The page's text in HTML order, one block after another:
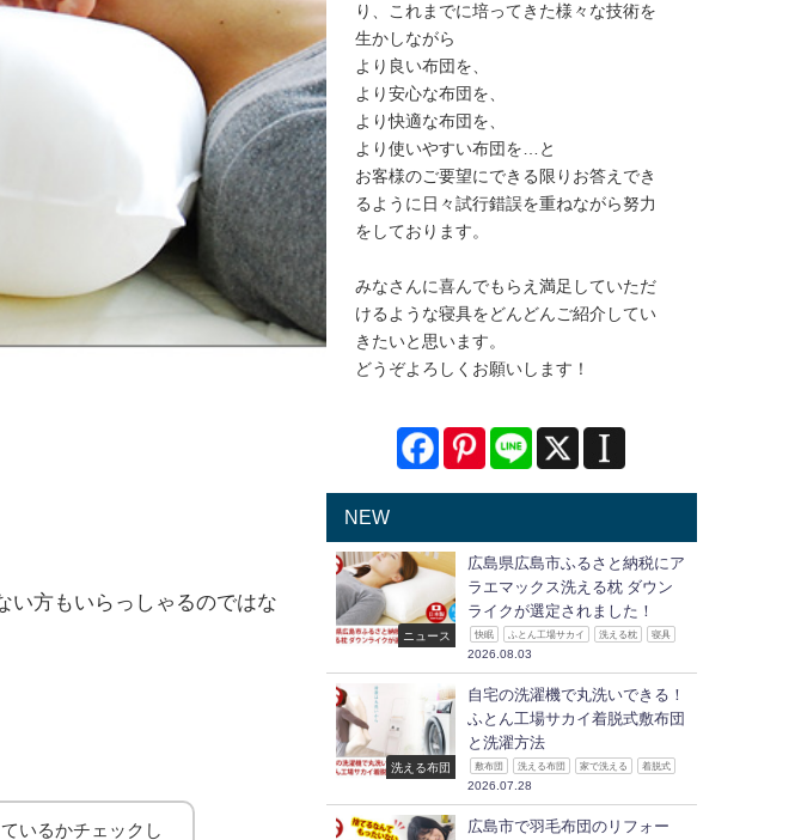
い方もいらっしゃるのではな
いるかチェックし
り、これまでに培ってきた様々な技術を
生かしながら
より良い布団を、
より安心な布団を、
より快適な布団を、
より使いやすい布団を…と
お客様のご要望にできる限りお答えでき
るように日々試行錯誤を重ねながら努力
をしております。
みなさんに喜んでもらえ満足していただ
けるような寝具をどんどんご紹介してい
きたいと思います。
どうぞよろしくお願いします！
NEW
ニュース
広島県広島市ふるさと納税にア
ラエマックス洗える枕 ダウン
ライクが選定されました！
快眠 ふとん工場サカイ 洗える枕 寝具
2026.08.03
洗える布団
自宅の洗濯機で丸洗いできる！
ふとん工場サカイ着脱式敷布団
と洗濯方法
敷布団 洗える布団 家で洗える 着脱式
2026.07.28
広島市で羽毛布団のリフォー